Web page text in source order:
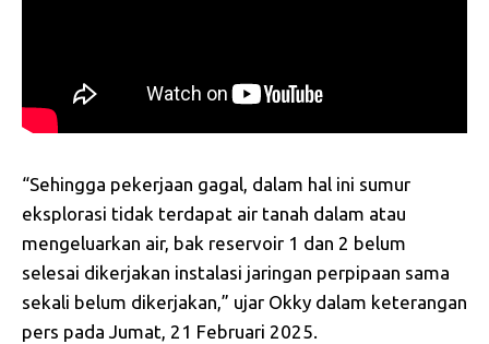
“Sehingga pekerjaan gagal, dalam hal ini sumur
eksplorasi tidak terdapat air tanah dalam atau
mengeluarkan air, bak reservoir 1 dan 2 belum
selesai dikerjakan instalasi jaringan perpipaan sama
sekali belum dikerjakan,” ujar Okky dalam keterangan
pers pada Jumat, 21 Februari 2025.